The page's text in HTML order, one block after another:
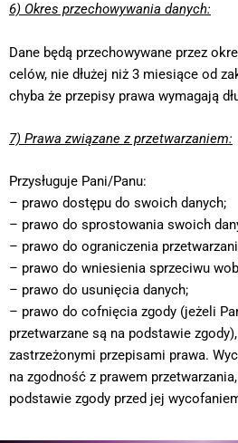
6) Okres przechowywania danych:
Dane będą przechowywane przez
celów, nie dłużej niż 3 miesiące od
chyba że przepisy prawa wymagają
7) Prawa związane z przetwarzaniem:
Przysługuje Pani/Panu:
– prawo dostępu do swoich danych;
– prawo do sprostowania swoich
– prawo do ograniczenia
– prawo do wniesienia sprzeciwu
– prawo do usunięcia danych;
– prawo do cofnięcia zgody (jeżeli
przetwarzane są na podstawie
zastrzeżonymi przepisami prawa.
na zgodność z prawem
podstawie zgody przed jej